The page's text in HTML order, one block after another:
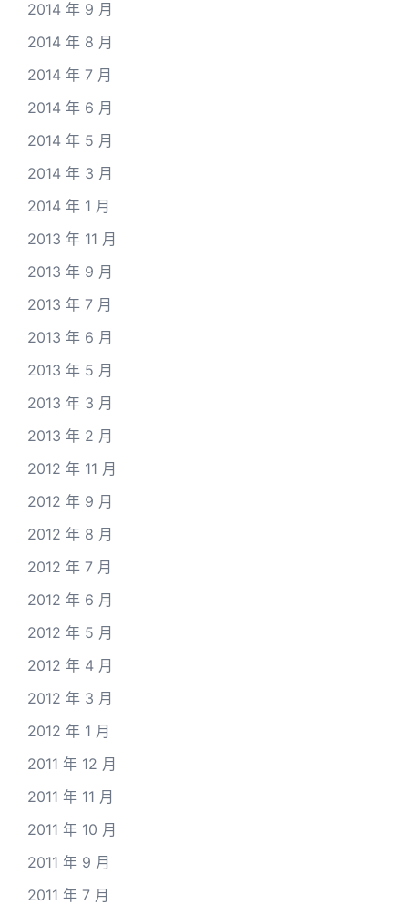
2014 年 9 月
2014 年 8 月
2014 年 7 月
2014 年 6 月
2014 年 5 月
2014 年 3 月
2014 年 1 月
2013 年 11 月
2013 年 9 月
2013 年 7 月
2013 年 6 月
2013 年 5 月
2013 年 3 月
2013 年 2 月
2012 年 11 月
2012 年 9 月
2012 年 8 月
2012 年 7 月
2012 年 6 月
2012 年 5 月
2012 年 4 月
2012 年 3 月
2012 年 1 月
2011 年 12 月
2011 年 11 月
2011 年 10 月
2011 年 9 月
2011 年 7 月